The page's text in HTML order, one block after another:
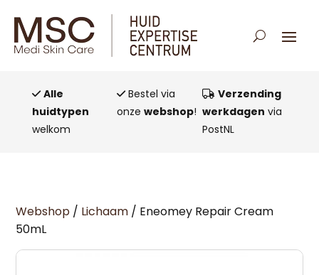
Alle
huidtypen
welkom
Bestel via
onzewebshop!
Verzending
werkdagen via
PostNL
Webshop / Lichaam / Eneomey Repair Cream
50mL